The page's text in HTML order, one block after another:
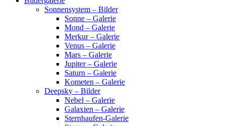
Sonnensystem – Bilder
Sonne – Galerie
Mond – Galerie
Merkur – Galerie
Venus – Galerie
Mars – Galerie
Jupiter – Galerie
Saturn – Galerie
Kometen – Galerie
Deepsky – Bilder
Nebel – Galerie
Galaxien – Galerie
Sternhaufen-Galerie